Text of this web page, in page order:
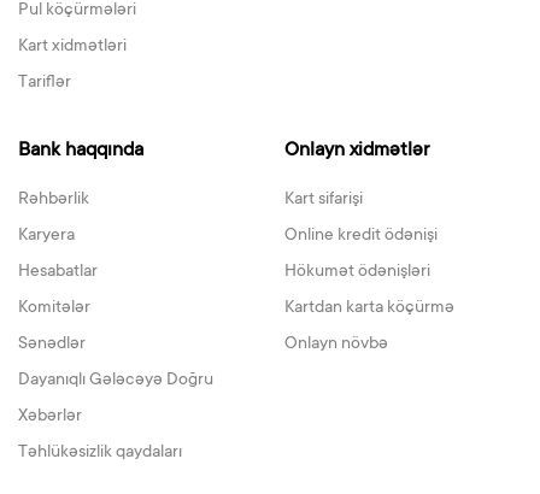
Pul köçürmələri
Kart xidmətləri
Tariflər
Bank haqqında
Rəhbərlik
Karyera
Hesabatlar
Komitələr
Sənədlər
Dayanıqlı Gələcəyə Doğru
Xəbərlər
Təhlükəsizlik qaydaları
Onlayn xidmətlər
Kart sifarişi
Online kredit ödənişi
Hökumət ödənişləri
Kartdan karta köçürmə
Onlayn növbə